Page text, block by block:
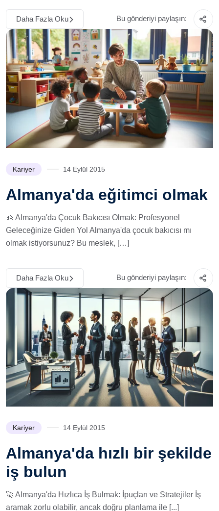
Daha Fazla Oku Bu gönderiyi paylaşın:
Kariyer 14 Eylül 2015
Almanya'da eğitimci olmak
🚸 Almanya'da Çocuk Bakıcısı Olmak: Profesyonel
Geleceğinize Giden Yol Almanya'da çocuk bakıcısı mı
olmak istiyorsunuz? Bu meslek, […]
Daha Fazla Oku Bu gönderiyi paylaşın:
Kariyer 14 Eylül 2015
Almanya'da hızlı bir şekilde
iş bulun
🚀 Almanya'da Hızlıca İş Bulmak: İpuçları ve Stratejiler İş
aramak zorlu olabilir, ancak doğru planlama ile [...]